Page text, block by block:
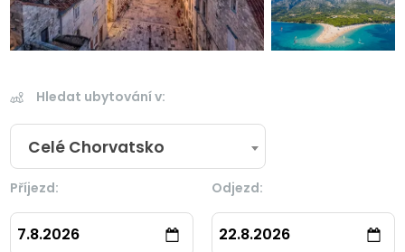
Hledat ubytování v:
Celé Chorvatsko
Příjezd:
7.8.2026
Odjezd:
22.8.2026